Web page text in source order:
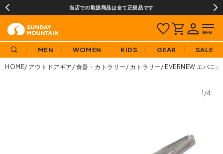
当店での取扱商品は全て正規品です
MEN WOMEN KIDS GEAR SALE
HOME アウトドアギア 食器・カトラリー カトラリー EVERNEW エバニ
1/4